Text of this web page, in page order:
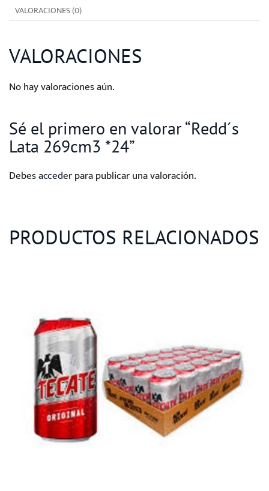
VALORACIONES (0)
VALORACIONES
No hay valoraciones aún.
Sé el primero en valorar “Redd´s
Lata 269cm3 *24”
Debesaccederpara publicar una valoración.
PRODUCTOS RELACIONADOS